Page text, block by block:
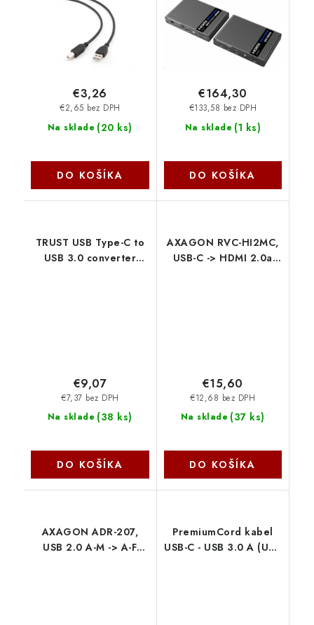
Na sklade (20 ks)
€2,65 bez DPH
€3,26
DO KOŠÍKA
cez USB khext70-4
Na sklade (1 ks)
€133,58 bez DPH
€164,30
DO KOŠÍKA
TRUST USB Type-C to
USB 3.0 converter
Na sklade (38 ks)
€7,37 bez DPH
€9,07
DO KOŠÍKA
AXAGON RVC-HI2MC,
USB-C -> HDMI 2.0a
Na sklade (37 ks)
€12,68 bez DPH
€15,60
DO KOŠÍKA
AXAGON ADR-207,
USB 2.0 A-M -> A-F
PremiumCord kabel
USB-C - USB 3.0 A (USB